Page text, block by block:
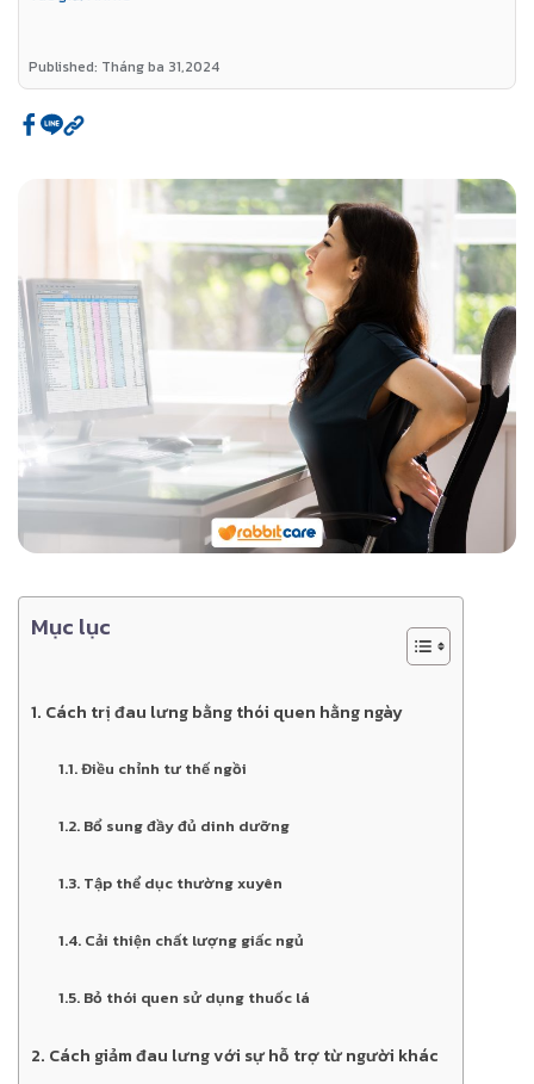
Published: Tháng ba 31,2024
Mục lục
1. Cách trị đau lưng bằng thói quen hằng ngày
1.1. Điều chỉnh tư thế ngồi
1.2. Bổ sung đầy đủ dinh dưỡng
1.3. Tập thể dục thường xuyên
1.4. Cải thiện chất lượng giấc ngủ
1.5. Bỏ thói quen sử dụng thuốc lá
2. Cách giảm đau lưng với sự hỗ trợ từ người khác